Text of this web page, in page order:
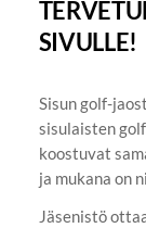
SIVULLE!
Sisun golf-
sisulaisten
koostuvat
ja mukana on
Jäsenistö